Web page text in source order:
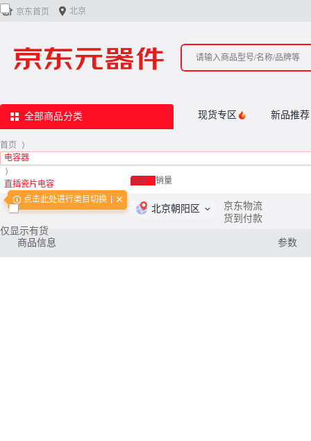
 京东首页  北京
全部商品分类 现货专区 新品推荐
首页
>
电容器
>
直插瓷片电容
点击此处进行类目切换
综合 销量
< 0/0 >
北京朝阳区
京东物流
货到付款
仅显示有货
商品信息
参数